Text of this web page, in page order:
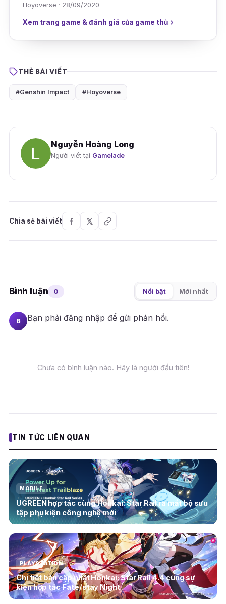
Hoyoverse · 28/09/2020
Xem trang game & đánh giá của game thủ
THẺ BÀI VIẾT
#Genshin Impact #Hoyoverse
Nguyễn Hoàng Long
Người viết tại Gamelade
Chia sẻ bài viết
Bình luận 0 Nổi bật Mới nhất
B Bạn phải đăng nhập để gửi phản hồi.
Chưa có bình luận nào. Hãy là người đầu tiên!
TIN TỨC LIÊN QUAN
MOBILE
UGREEN hợp tác cùng Honkai: Star Rail ra mắt bộ sưu
tập phụ kiện công nghệ mới
PLAYSTATION
Chi tiết bản cập nhật Honkai: Star Rail 4.4 cùng sự
kiện hợp tác Fate/stay Night